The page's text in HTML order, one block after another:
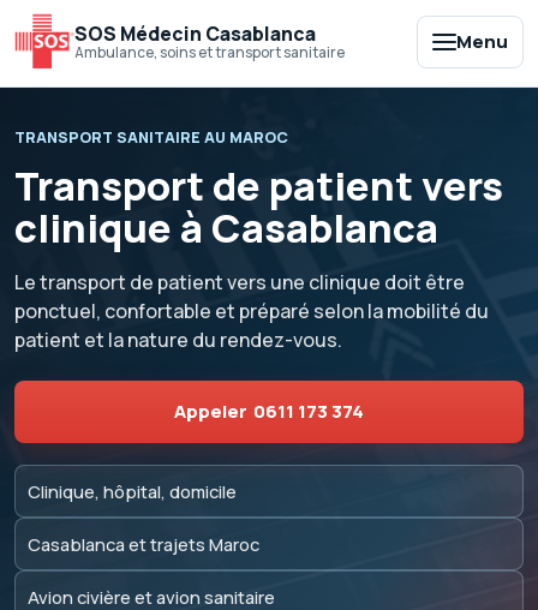
SOS Médecin Casablanca
Ambulance, soins et transport sanitaire Menu
TRANSPORT SANITAIRE AU MAROC
Transport de patient vers
clinique à Casablanca
Le transport de patient vers une clinique doit être
ponctuel, confortable et préparé selon la mobilité du
patient et la nature du rendez-vous.
Appeler 0611 173 374
Clinique, hôpital, domicile
Casablanca et trajets Maroc
Avion civière et avion sanitaire